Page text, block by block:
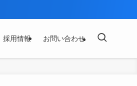
採用情報 お問い合わせ